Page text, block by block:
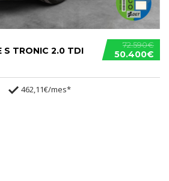
72.590€
50.400€
S TRONIC 2.0 TDI
462,11€/mes*